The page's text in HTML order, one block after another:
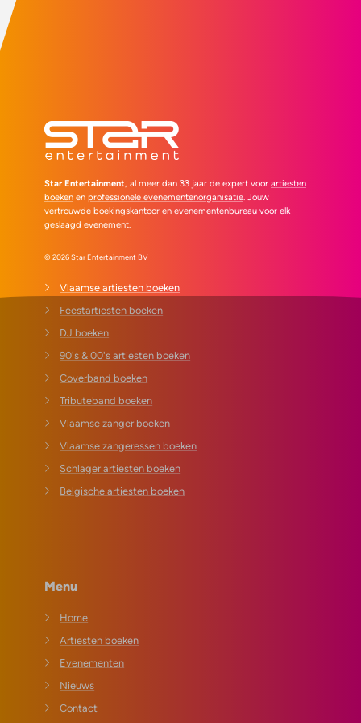
Star Entertainment, al meer dan 33 jaar de expert voor artiesten
boeken en professionele evenementenorganisatie. Jouw
vertrouwde boekingskantoor en evenementenbureau voor elk
geslaagd evenement.
© 2026 Star Entertainment BV
Vlaamse artiesten boeken
Feestartiesten boeken
DJ boeken
90's & 00's artiesten boeken
Coverband boeken
Tributeband boeken
Vlaamse zanger boeken
Vlaamse zangeressen boeken
Schlager artiesten boeken
Belgische artiesten boeken
Menu
Home
Artiesten boeken
Evenementen
Nieuws
Contact